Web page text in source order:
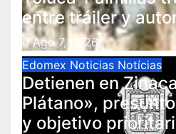
entre tráiler y
Ago 7, 2026
Edomex Noticias Notícias
Detienen en
Plátano»,
y objetivo